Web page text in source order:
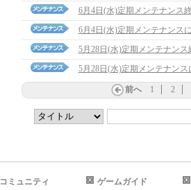
6月4日(水)定期メンテナンス
6月4日(水)定期メンテナンス
5月28日(水)定期メンテナン
5月28日(水)定期メンテナンス
前へ 1 2
コミュニティ ゲームガイド